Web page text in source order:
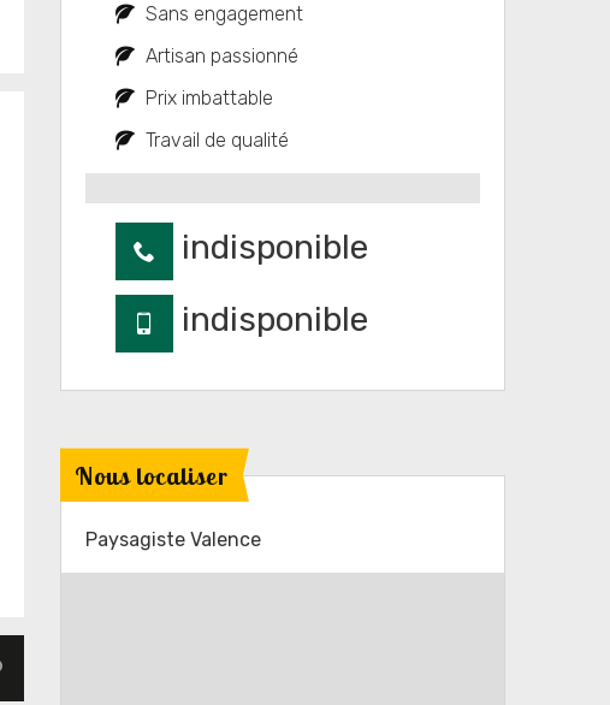
Sans engagement
Artisan passionné
Prix imbattable
Travail de qualité
indisponible
indisponible
Nous localiser
Paysagiste Valence